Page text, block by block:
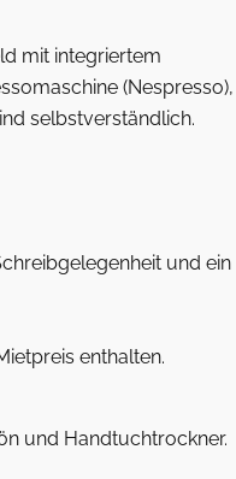
mit integriertem
(Nespresso),
selbstverständlich.
und ein
enthalten.
und Handtuchtrockner.